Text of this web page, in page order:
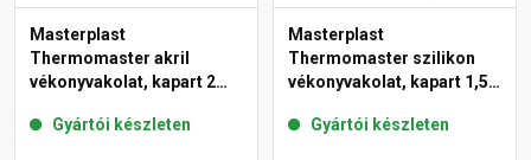
Masterplast
Thermomaster akril
vékonyvakolat, kapart 2
Gyártói készleten
Masterplast
Thermomaster szilikon
vékonyvakolat, kapart 1,5
Gyártói készleten